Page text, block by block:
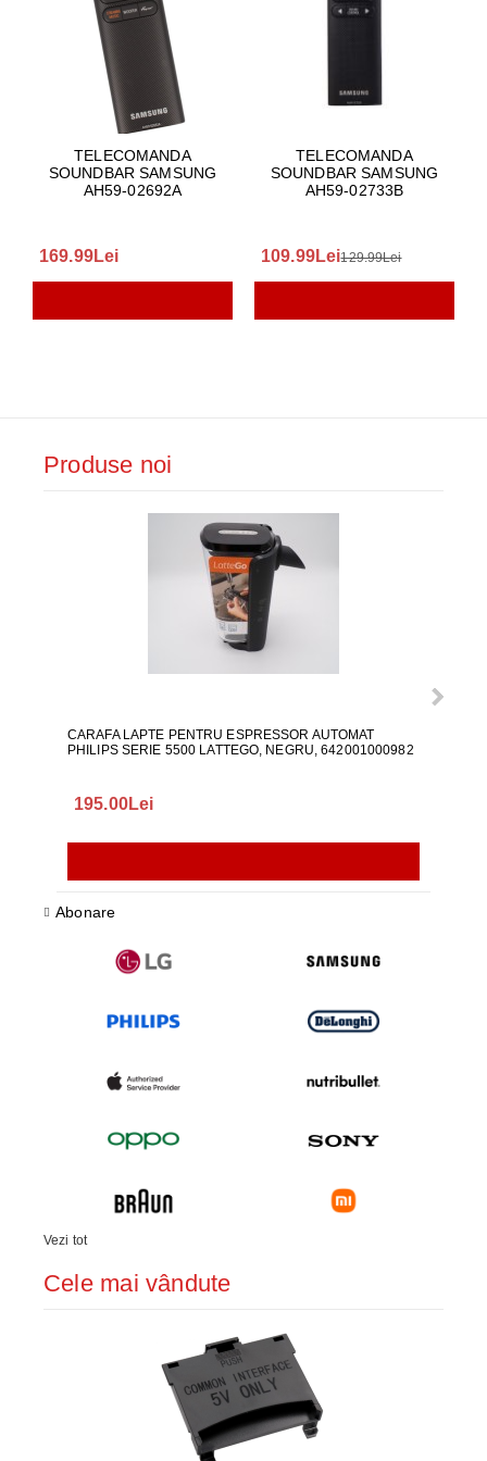
TELECOMANDA
SOUNDBAR SAMSUNG
AH59-02692A
169.99Lei
TELECOMANDA
SOUNDBAR SAMSUNG
AH59-02733B
109.99Lei129.99Lei
Produse noi
CARAFA LAPTE PENTRU ESPRESSOR AUTOMAT
PHILIPS SERIE 5500 LATTEGO, NEGRU, 642001000982
195.00Lei
Abonare
Vezi tot
Cele mai vândute